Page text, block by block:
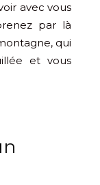
avec vous
par là
qui
et vous